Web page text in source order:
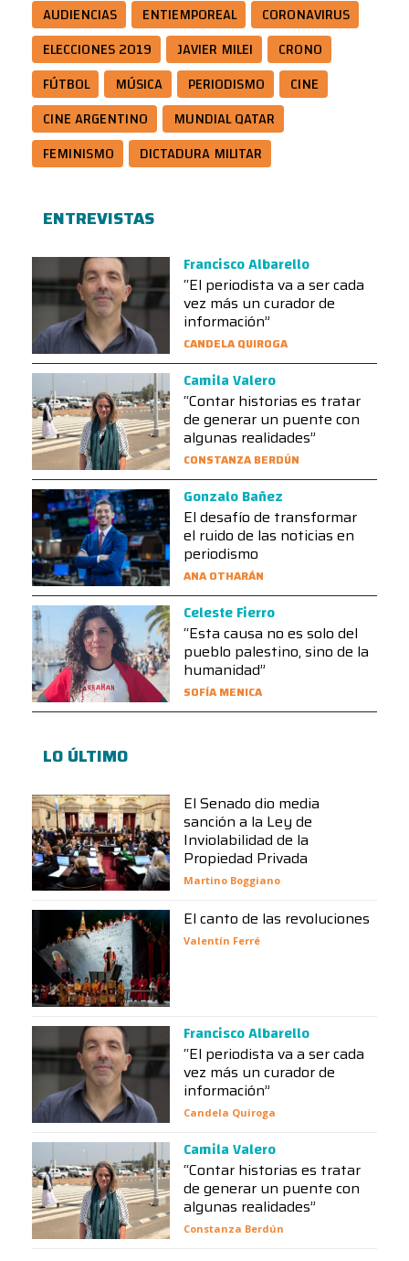
AUDIENCIAS
ENTIEMPOREAL
CORONAVIRUS
ELECCIONES 2019
JAVIER MILEI
CRONO
FÚTBOL
MÚSICA PERIODISMO
CINE
CINE ARGENTINO
MUNDIAL QATAR
FEMINISMO
DICTADURA MILITAR
ENTREVISTAS
Francisco Albarello
“El periodista va a ser cada
vez más un curador de
información”
CANDELA QUIROGA
Camila Valero
“Contar historias es tratar
de generar un puente con
algunas realidades”
CONSTANZA BERDÚN
Gonzalo Bañez
El desafío de transformar
el ruido de las noticias en
periodismo
ANA OTHARÁN
Celeste Fierro
“Esta causa no es solo del
pueblo palestino, sino de la
humanidad”
SOFÍA MENICA
LO ÚLTIMO
El Senado dio media
sanción a la Ley de
Inviolabilidad de la
Propiedad Privada
Martino Boggiano
El canto de las revoluciones
Valentín Ferré
Francisco Albarello
“El periodista va a ser cada
vez más un curador de
información”
Candela Quiroga
Camila Valero
“Contar historias es tratar
de generar un puente con
algunas realidades”
Constanza Berdún